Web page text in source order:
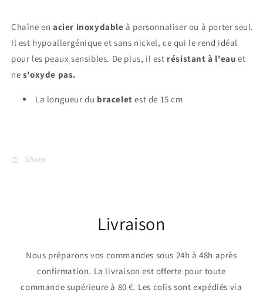
Chaîne en acier inoxydable à personnaliser ou à porter seul.
Il est hypoallergénique et sans nickel, ce qui le rend idéal
pour les peaux sensibles. De plus, il est résistant à l'eau et
ne s'oxyde pas.
La longueur du bracelet est de 15 cm
Share
Livraison
Nous préparons vos commandes sous 24h à 48h après
confirmation. La livraison est offerte pour toute
commande supérieure à 80 €. Les colis sont expédiés via